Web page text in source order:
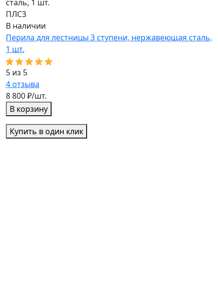
ПЛС3
В наличии
Перила для лестницы 3 ступени, нержавеющая сталь,
1 шт.
5 из 5
4отзыва
8 800 ₽/шт.
В корзину
Купить в один клик